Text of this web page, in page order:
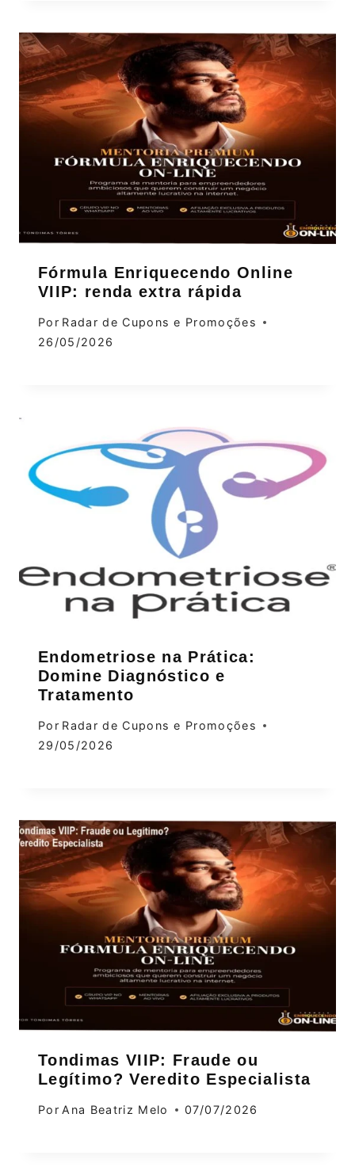
Fórmula Enriquecendo Online
VIIP: renda extra rápida
Por Radar de Cupons e Promoções
26/05/2026
Endometriose na Prática:
Domine Diagnóstico e
Tratamento
Por Radar de Cupons e Promoções
29/05/2026
Tondimas VIIP: Fraude ou
Legítimo? Veredito Especialista
Por Ana Beatriz Melo 07/07/2026